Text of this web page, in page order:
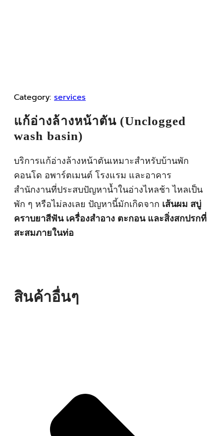
Category: services
แก้อ่างล้างหน้าตัน (Unclogged
wash basin)
บริการแก้อ่างล้างหน้าตันเหมาะสำหรับบ้านพัก
คอนโด อพาร์ตเมนต์ โรงแรม และอาคาร
สำนักงานที่ประสบปัญหาน้ำในอ่างไหลช้า ไหลเป็น
พัก ๆ หรือไม่ลงเลย ปัญหานี้มักเกิดจาก เส้นผม สบู่
คราบยาสีฟัน เครื่องสำอาง ตะกอน และสิ่งสกปรกที่
สะสมภายในท่อ
สินค้าอื่นๆ